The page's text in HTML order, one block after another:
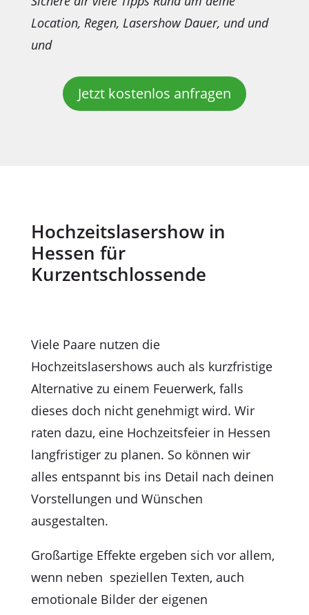
Location, Regen, Lasershow Dauer, und und
und
Jetzt kostenlos anfragen
Hochzeitslasershow in
Hessen für
Kurzentschlossende
Viele Paare nutzen die
Hochzeitslasershows auch als kurzfristige
Alternative zu einem Feuerwerk, falls
dieses doch nicht genehmigt wird. Wir
raten dazu, eine Hochzeitsfeier in Hessen
langfristiger zu planen. So können wir
alles entspannt bis ins Detail nach deinen
Vorstellungen und Wünschen
ausgestalten.
Großartige Effekte ergeben sich vor allem,
wenn neben speziellen Texten, auch
emotionale Bilder der eigenen